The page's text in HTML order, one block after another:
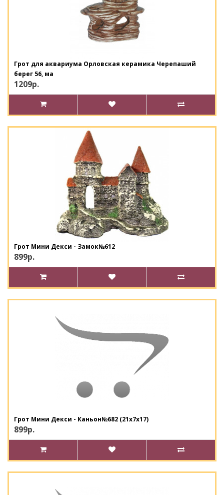
Грот для аквариума Орловская керамика Черепаший
берег 56, ма
1209р.
Грот Мини Декси - Замок№612
899р.
Грот Мини Декси - Каньон№682 (21х7х17)
899р.